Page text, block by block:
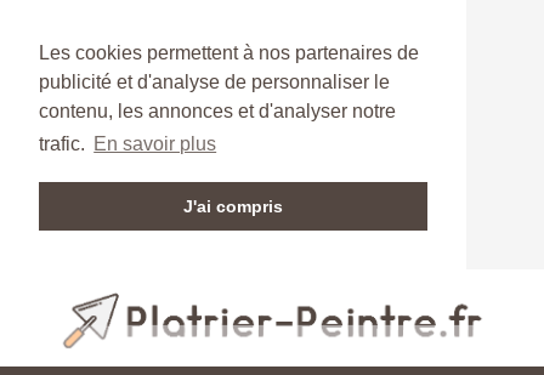
Les cookies permettent à nos partenaires de
publicité et d'analyse de personnaliser le
contenu, les annonces et d'analyser notre
trafic. En savoir plus
J'ai compris